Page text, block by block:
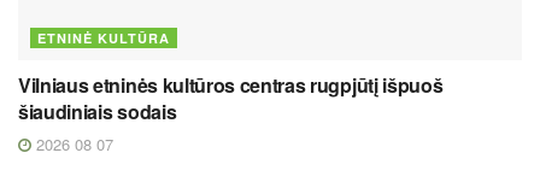
ETNINĖ KULTŪRA
Vilniaus etninės kultūros centras rugpjūtį išpuoš
šiaudiniais sodais
2026 08 07